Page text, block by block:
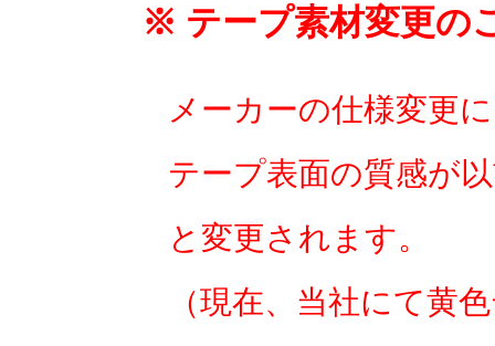
※ テープ素材変更の
メーカーの仕様変更
テープ表面の質感が
と変更されます。
（現在、当社にて黄